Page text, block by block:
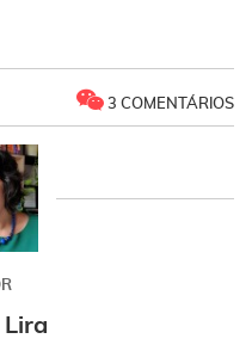
3 COMENTÁRIOS
Lira